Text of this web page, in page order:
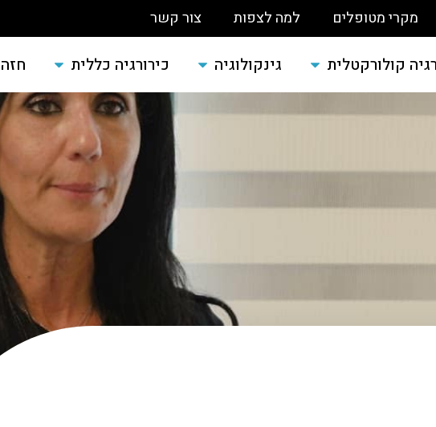
מקרי מטופלים למה לצפות צור קשר
קולורקטלית גינקולוגיה כירורגיה כללית חזה